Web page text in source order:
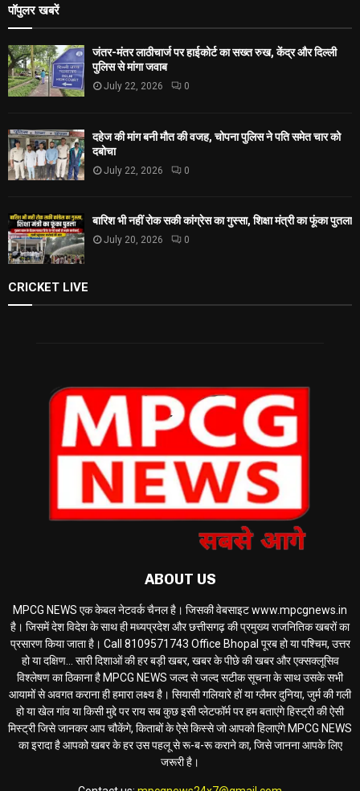
पॉपुलर खबरें
जंतर-मंतर लाठीचार्ज पर हाईकोर्ट का सख्त रुख, केंद्र और दिल्ली
पुलिस से मांगा जवाब
July 22, 2026 0
दहेज की मांग बनी मौत की वजह, चोपना पुलिस ने पति समेत चार को
दबोचा
July 22, 2026 0
बारिश भी नहीं रोक सकी कांग्रेस का गुस्सा, शिक्षा मंत्री का फूंका पुतला
July 20, 2026 0
CRICKET LIVE
ABOUT US
MPCG NEWS एक केबल नेटवर्क चैनल है। जिसकी वेबसाइट www.mpcgnews.in
है। जिसमें देश विदेश के साथ ही मध्यप्रदेश और छत्तीसगढ़ की प्रमुख्य राजनितिक खबरों का
प्रसारण किया जाता है। Call 8109571743 Office Bhopal पूरब हो या पश्चिम, उत्तर
हो या दक्षिण... सारी दिशाओं की हर बड़ी खबर, खबर के पीछे की खबर और एक्सक्लूसिव
विश्लेषण का ठिकाना है MPCG NEWS जल्द से जल्द सटीक सूचना के साथ उसके सभी
आयामों से अवगत कराना ही हमारा लक्ष्य है। सियासी गलियारे हों या ग्लैमर दुनिया, जुर्म की गली
हो या खेल गांव या किसी मुद्दे पर राय सब कुछ इसी प्लेटफॉर्म पर हम बताएंगे हिस्ट्री की ऐसी
मिस्ट्री जिसे जानकर आप चौकेंगे, किताबों के ऐसे किस्से जो आपको हिलाएंगे MPCG NEWS
का इरादा है आपको खबर के हर उस पहलू से रू-ब-रू कराने का, जिसे जानना आपके लिए
जरूरी है।